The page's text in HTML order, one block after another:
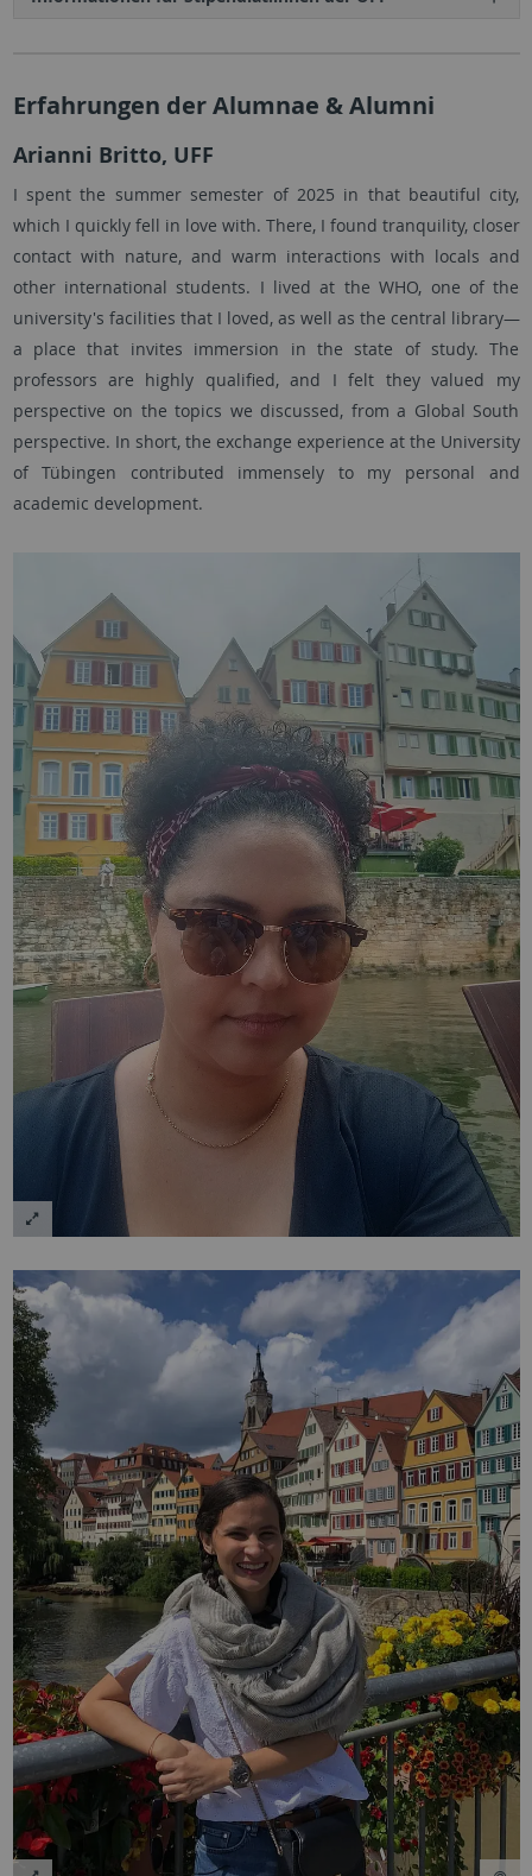
Erfahrungen der Alumnae & Alumni
Arianni Britto, UFF
I spent the summer semester of 2025 in that beautiful city,
which I quickly fell in love with. There, I found tranquility, closer
contact with nature, and warm interactions with locals and
other international students. I lived at the WHO, one of the
university's facilities that I loved, as well as the central library—
a place that invites immersion in the state of study. The
professors are highly qualified, and I felt they valued my
perspective on the topics we discussed, from a Global South
perspective. In short, the exchange experience at the University
of Tübingen contributed immensely to my personal and
academic development.